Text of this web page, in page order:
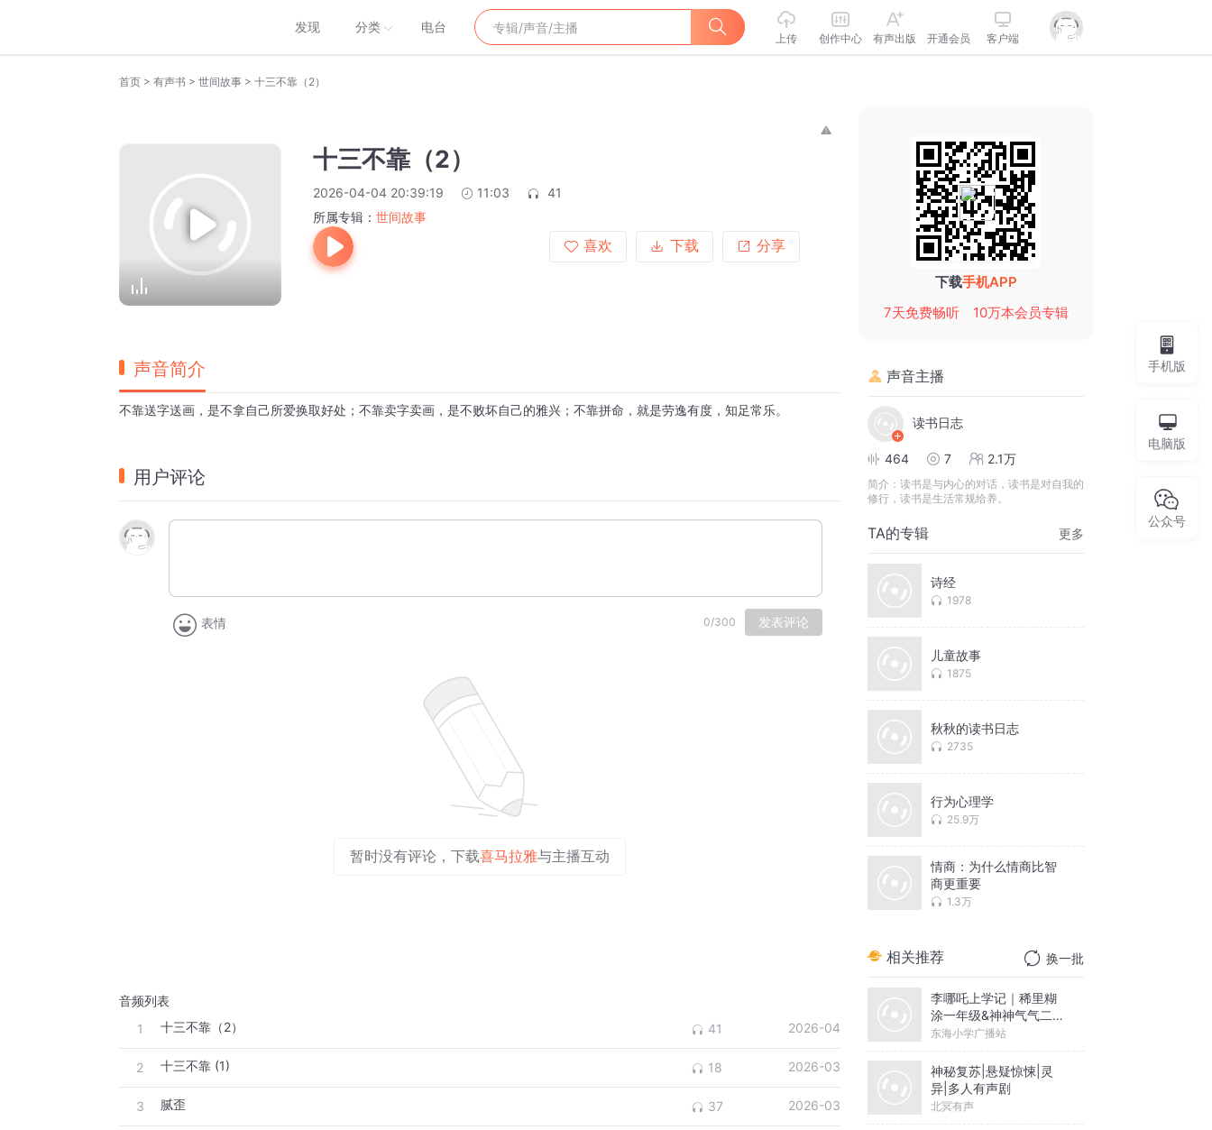
发现 分类 电台
上传 创作中心 有声出版 开通会员 客户端
首页 > 有声书 > 世间故事 > 十三不靠（2）
十三不靠（2）
2026-04-04 20:39:19 11:03
41
所属专辑： 世间故事
喜欢
下载 分享
声音简介
不靠送字送画，是不拿自己所爱换取好处；不靠卖字卖画，是不败坏自己的雅兴；不靠拼命，就是劳逸有度，知足常乐。
用户评论
表情 0/300 发表评论
暂时没有评论，下载喜马拉雅与主播互动
音频列表
1
十三不靠（2） 41 2026-04
2 十三不靠 (1) 18 2026-03
3 腻歪 37 2026-03
下载手机APP
7天免费畅听
10万本会员专辑
声音主播
读书日志
464 7 2.1万
简介： 读书是与内心的对话，读书是对自我的
修行，读书是生活常规给养。
TA的专辑 更多
诗经
1978
儿童故事
1875
秋秋的读书日志
2735
行为心理学
25.9万
情商：为什么情商比智
商更重要
1.3万
相关推荐 换一批
李哪吒上学记｜稀里糊
涂一年级&神神气气二年
级
东海小学广播站
神秘复苏|悬疑惊悚|灵
异|多人有声剧
北冥有声
手机版
电脑版
公众号